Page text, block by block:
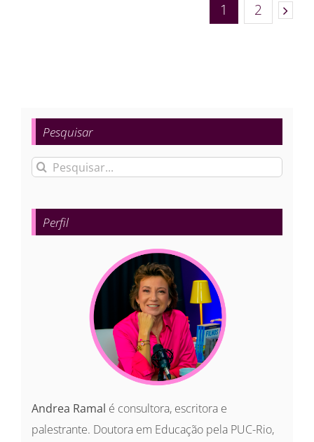
1 2
Pesquisar
Buscar
para:
Perfil
Andrea Ramal é consultora, escritora e
palestrante. Doutora em Educação pela PUC-Rio,